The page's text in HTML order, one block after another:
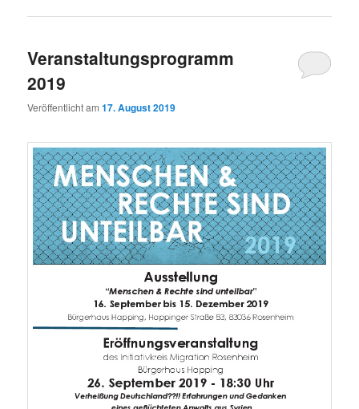
Veranstaltungsprogramm
2019
Veröffentlicht am17. August 2019